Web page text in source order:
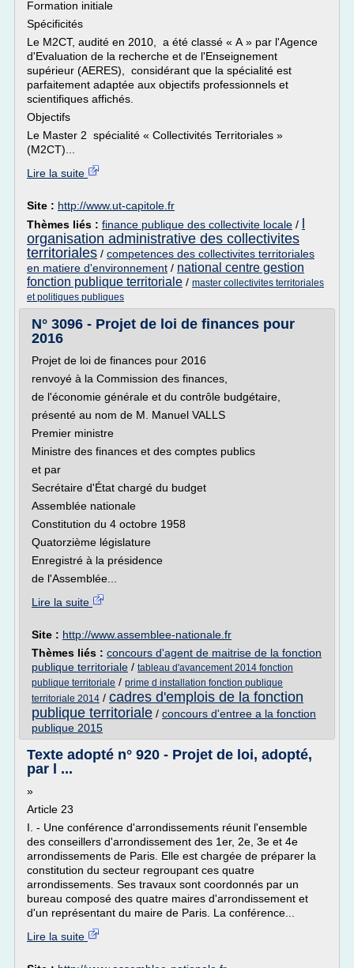
Formation initiale
Spécificités
Le M2CT, audité en 2010, a été classé « A » par l'Agence
d'Evaluation de la recherche et de l'Enseignement
supérieur (AERES), considérant que la spécialité est
parfaitement adaptée aux objectifs professionnels et
scientifiques affichés.
Objectifs
Le Master 2 spécialité « Collectivités Territoriales »
(M2CT)...
Lire la suite
Site : http://www.ut-capitole.fr
Thèmes liés : finance publique des collectivite locale /
organisation administrative des collectivites
territoriales / competences des collectivites territoriales
en matiere d'environnement / national centre gestion
fonction publique territoriale / master collectivites territoriales
et politiques publiques
N° 3096 - Projet de loi de finances pour
2016
Projet de loi de finances pour 2016
renvoyé à la Commission des finances,
de l'économie générale et du contrôle budgétaire,
présenté au nom de M. Manuel VALLS
Premier ministre
Ministre des finances et des comptes publics
et par
Secrétaire d'État chargé du budget
Assemblée nationale
Constitution du 4 octobre 1958
Quatorzième législature
Enregistré à la présidence
de l'Assemblée...
Lire la suite
Site : http://www.assemblee-nationale.fr
Thèmes liés : concours d'agent de maitrise de la fonction
publique territoriale / tableau d'avancement 2014 fonction
publique territoriale / prime d installation fonction publique
territoriale 2014 / cadres d'emplois de la fonction
publique territoriale / concours d'entree a la fonction
publique 2015
Texte adopté n° 920 - Projet de loi, adopté,
par l ...
»
Article 23
I. - Une conférence d'arrondissements réunit l'ensemble
des conseillers d'arrondissement des 1er, 2e, 3e et 4e
arrondissements de Paris. Elle est chargée de préparer la
constitution du secteur regroupant ces quatre
arrondissements. Ses travaux sont coordonnés par un
bureau composé des quatre maires d'arrondissement et
d'un représentant du maire de Paris. La conférence...
Lire la suite